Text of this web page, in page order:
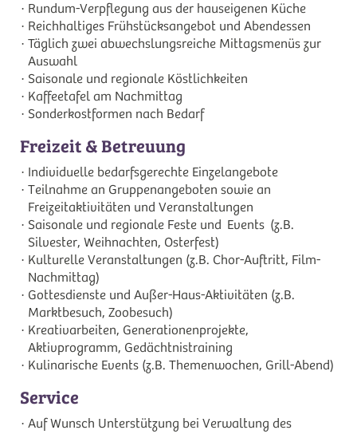
Rundum-Verpflegung aus der hauseigenen Küche
Reichhaltiges Frühstücksangebot und Abendessen
Täglich zwei abwechslungsreiche Mittagsmenüs zur
Auswahl
Saisonale und regionale Köstlichkeiten
Kaffeetafel am Nachmittag
Sonderkostformen nach Bedarf
Freizeit & Betreuung
Individuelle bedarfsgerechte Einzelangebote
Teilnahme an Gruppenangeboten sowie an
Freizeitaktivitäten und Veranstaltungen
Saisonale und regionale Feste und Events (z.B.
Silvester, Weihnachten, Osterfest)
Kulturelle Veranstaltungen (z.B. Chor-Auftritt, Film-
Nachmittag)
Gottesdienste und Außer-Haus-Aktivitäten (z.B.
Marktbesuch, Zoobesuch)
Kreativarbeiten, Generationenprojekte,
Aktivprogramm, Gedächtnistraining
Kulinarische Events (z.B. Themenwochen, Grill-Abend)
Service
Auf Wunsch Unterstützung bei Verwaltung des